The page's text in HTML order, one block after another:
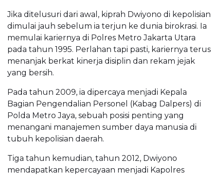
Jika ditelusuri dari awal, kiprah Dwiyono di kepolisian
dimulai jauh sebelum ia terjun ke dunia birokrasi. Ia
memulai kariernya di Polres Metro Jakarta Utara
pada tahun 1995. Perlahan tapi pasti, kariernya terus
menanjak berkat kinerja disiplin dan rekam jejak
yang bersih.
Pada tahun 2009, ia dipercaya menjadi Kepala
Bagian Pengendalian Personel (Kabag Dalpers) di
Polda Metro Jaya, sebuah posisi penting yang
menangani manajemen sumber daya manusia di
tubuh kepolisian daerah.
Tiga tahun kemudian, tahun 2012, Dwiyono
mendapatkan kepercayaan menjadi Kapolres